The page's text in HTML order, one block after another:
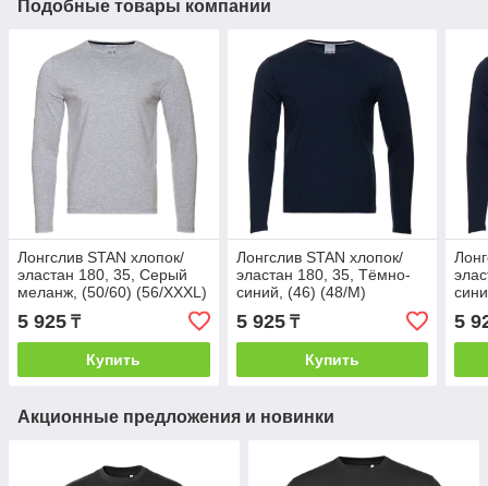
Подобные товары компании
Лонгслив STAN хлопок/
эластан 180, 35, Серый
меланж, (50/60) (56/XXXL)
5 925 ₸
Купить
Лонгслив STAN хлопок/
эластан 180, 35, Тёмно-
синий, (46) (48/M)
5 925₸
Купить
5
Акционные предложения и новинки